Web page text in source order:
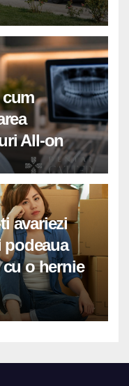
cum
All-on
avariezi
podeaua
o hernie